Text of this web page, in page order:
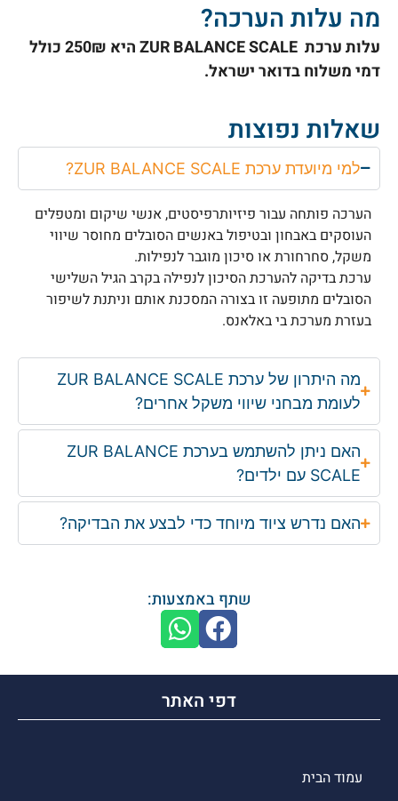
מה עלות הערכה?
עלות ערכת ZUR BALANCE SCALE היא 250₪ כולל
דמי משלוח בדואר ישראל.
שאלות נפוצות
למי מיועדת ערכת ZUR BALANCE SCALE?
הערכה פותחה עבור פיזיותרפיסטים, אנשי שיקום ומטפלים
העוסקים באבחון ובטיפול באנשים הסובלים מחוסר שיווי
משקל, סחרחורת או סיכון מוגבר לנפילות.
ערכת בדיקה להערכת הסיכון לנפילה בקרב הגיל השלישי
הסובלים מתופעה זו בצורה המסכנת אותם וניתנת לשיפור
בעזרת מערכת בי באלאנס.
מה היתרון של ערכת ZUR BALANCE SCALE
לעומת מבחני שיווי משקל אחרים?
האם ניתן להשתמש בערכת ZUR BALANCE
SCALE עם ילדים?
האם נדרש ציוד מיוחד כדי לבצע את הבדיקה?
שתף באמצעות:
דפי האתר
עמוד הבית